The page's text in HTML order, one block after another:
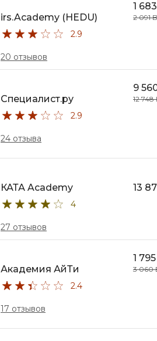
irs.Academy (HEDU)
2.9
20 отзывов
1
2 091
Специалист.ру
2.9
24 отзыва
9
12 748
КАТА Academy
4
27 отзывов
13
Академия АйТи
2.4
17 отзывов
1
3 060